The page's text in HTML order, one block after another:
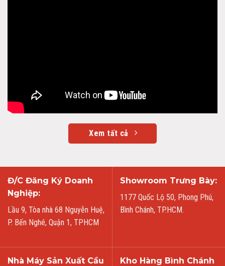
Xem tất cả
Đ/C Đăng Ký Doanh
Nghiệp:
Lầu 9, Tòa nhà 68 Nguyễn Huệ,
P. Bến Nghé, Quận 1, TPHCM
Showroom Trưng Bày:
1177 Quốc Lộ 50, Phong Phú,
Bình Chánh, TP.HCM.
Nhà Máy Sản Xuất Cầu
Kho Hàng Bình Chánh